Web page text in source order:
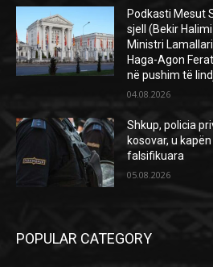
Podkasti Mesut
sjell (Bekir
Ministri
Haga-Agon
në pushim të
04.08.2026
Shkup, policia
kosovar, u
falsifikuara
05.08.2026
POPULAR CATEGORY